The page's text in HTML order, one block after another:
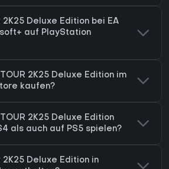
2K25 Deluxe Edition bei EA
auf PlayStation
TOUR 2K25 Deluxe Edition im
kaufen?
TOUR 2K25 Deluxe Edition
als auch auf PS5 spielen?
2K25 Deluxe Edition in